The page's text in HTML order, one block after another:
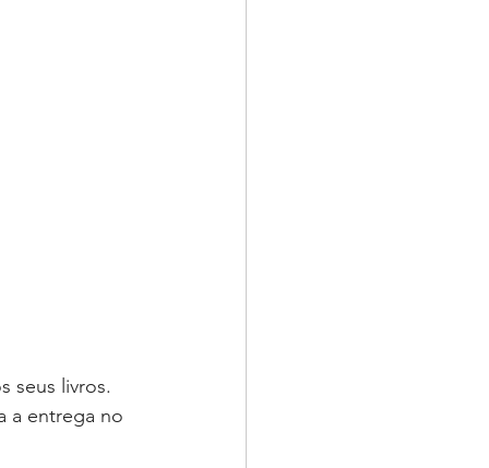
seus livros.
a entrega no